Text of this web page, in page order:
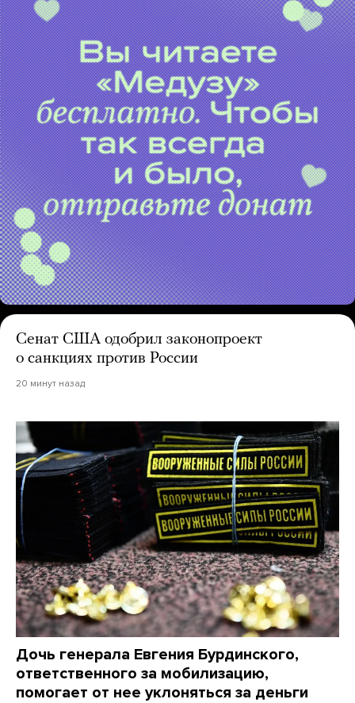
Сенат США одобрил законопроект
о санкциях против России
20 минут назад
Дочь генерала Евгения Бурдинского,
ответственного за мобилизацию,
помогает от нее уклоняться за деньги